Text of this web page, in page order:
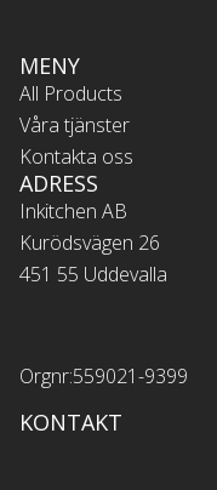
MENY
All Products
Våra tjänster
Kontakta oss
ADRESS
Inkitchen AB
Kurödsvägen 26
451 55 Uddevalla
Orgnr:559021-9399
KONTAKT